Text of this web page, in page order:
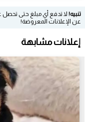
تنبيه! لا تدفع أي مبلغ حتى
عن الإعلانات المعروضة!
إعلانات مشابهة